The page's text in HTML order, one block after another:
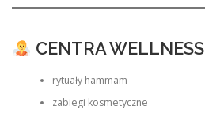
CENTRA WELLNESS
rytuały hammam
zabiegi kosmetyczne